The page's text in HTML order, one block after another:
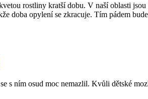
rostliny kratší dobu. V naší oblasti
doba opylení se zkracuje. Tím pádem
s ním osud moc nemazlil. Kvůli dětské